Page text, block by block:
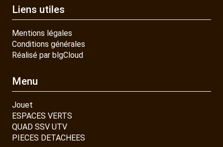
Liens utiles
Mentions légales
Conditions générales
Réalisé par blgCloud
Menu
Jouet
ESPACES VERTS
QUAD SSV UTV
PIECES DETACHEES